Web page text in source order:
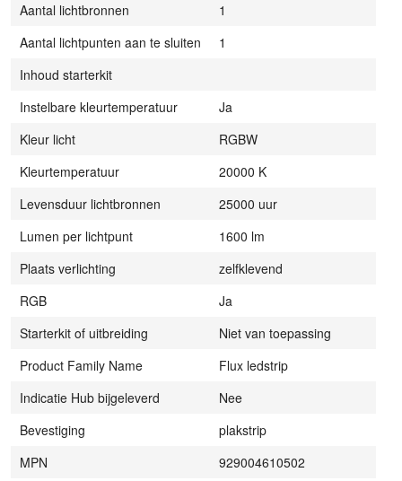
Aantal lichtbronnen
1
Aantal lichtpunten aan te sluiten
1
Inhoud starterkit
Instelbare kleurtemperatuur
Ja
Kleur licht
RGBW
Kleurtemperatuur
20000 K
Levensduur lichtbronnen
25000 uur
Lumen per lichtpunt
1600 lm
Plaats verlichting
zelfklevend
RGB
Ja
Starterkit of uitbreiding
Niet van toepassing
Product Family Name
Flux ledstrip
Indicatie Hub bijgeleverd
Nee
Bevestiging
plakstrip
MPN
929004610502